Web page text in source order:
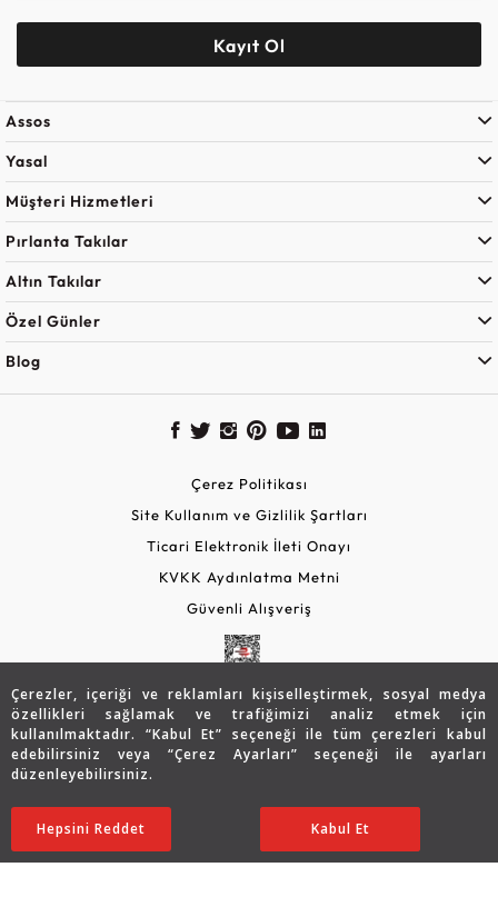
Çerezler, içeriği ve reklamları kişiselleştirmek, sosyal medya
özellikleri sağlamak ve trafiğimizi analiz etmek için
kullanılmaktadır. “Kabul Et” seçeneği ile tüm çerezleri kabul
edebilirsiniz veya “Çerez Ayarları” seçeneği ile ayarları
düzenleyebilirsiniz.
Ayarları Düzenle
Hepsini Reddet Kabul Et
103.915 TL
83.105TL SATIN ALIN
Kayıt Ol
Assos
Yasal
Müşteri Hizmetleri
Pırlanta Takılar
Altın Takılar
Özel Günler
Blog
Çerez Politikası
Site Kullanım ve Gizlilik Şartları
Ticari Elektronik İleti Onayı
KVKK Aydınlatma Metni
Güvenli Alışveriş
Copyright © 2026 Assos Pırlanta - Bu sitenin tüm hakları